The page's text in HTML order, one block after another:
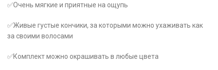
✅Очень мягкие и приятные на ощупь
✅Живые густые кончики, за которыми можно ухаживать как
за своими волосами
✅Комплект можно окрашивать в любые цвета